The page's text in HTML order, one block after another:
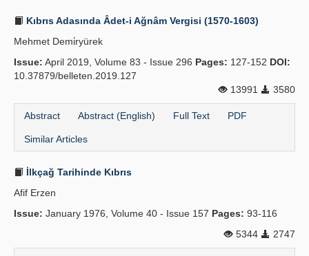
Kıbrıs Adasında Âdet-i Ağnâm Vergisi (1570-1603)
Mehmet Demi̇ryürek
Issue: April 2019, Volume 83 - Issue 296 Pages: 127-152 DOI:
10.37879/belleten.2019.127
13991
3580
Abstract Abstract (English) Full Text PDF
Similar Articles
İlkçağ Tarihinde Kıbrıs
Afif Erzen
Issue: January 1976, Volume 40 - Issue 157 Pages: 93-116
5344
2747